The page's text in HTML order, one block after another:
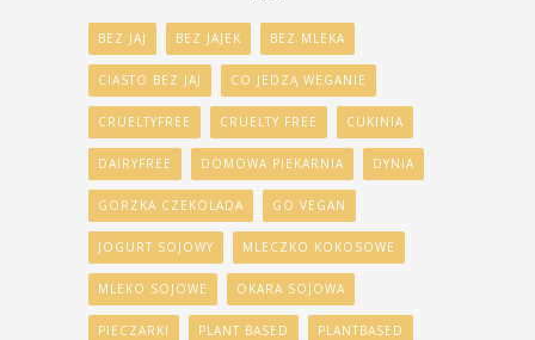
BEZ JAJ BEZ JAJEK BEZ MLEKA
CIASTO BEZ JAJ CO JEDZĄ WEGANIE
CRUELTYFREE CRUELTY FREE CUKINIA
DAIRYFREE DOMOWA PIEKARNIA DYNIA
GORZKA CZEKOLADA GO VEGAN
JOGURT SOJOWY MLECZKO KOKOSOWE
MLEKO SOJOWE OKARA SOJOWA
PIECZARKI PLANT BASED PLANTBASED